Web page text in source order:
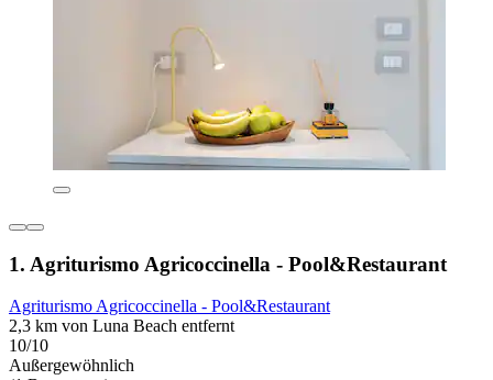
1. Agriturismo Agricoccinella - Pool&Restaurant
Agriturismo Agricoccinella - Pool&Restaurant
2,3 km von Luna Beach entfernt
10/10
Außergewöhnlich